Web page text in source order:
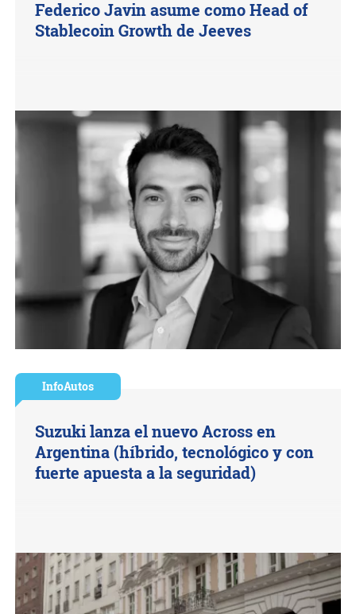
Federico Javin asume como Head of
Stablecoin Growth de Jeeves
InfoAutos
Suzuki lanza el nuevo Across en
Argentina (híbrido, tecnológico y con
fuerte apuesta a la seguridad)